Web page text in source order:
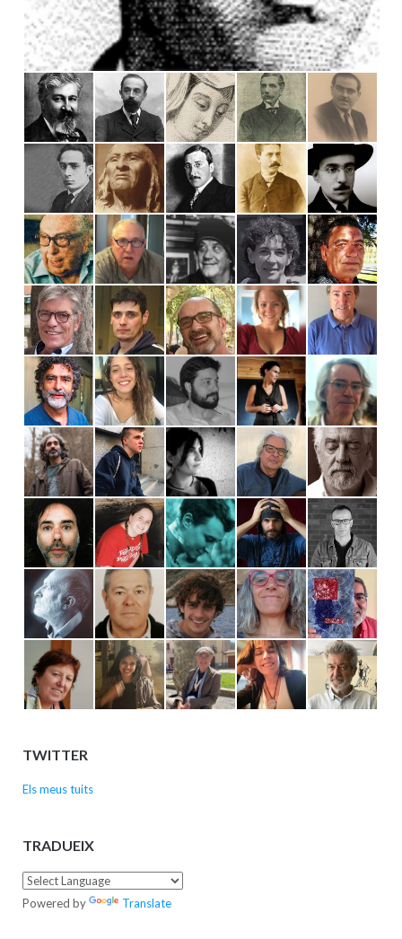
TWITTER
Els meus tuits
TRADUEIX
Powered by Translate